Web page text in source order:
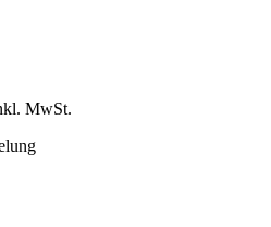
MwSt.